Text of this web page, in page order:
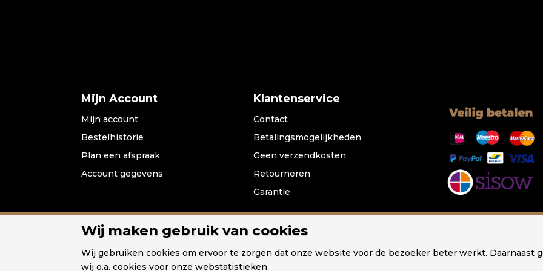
Mijn Account
Mijn account
Bestelhistorie
Plan een afspraak
Account gegevens
Klantenservice
Contact
Betalingsmogelijkheden
Geen verzendkosten
Retourneren
Garantie
Vloerlampen Tafellampen Wandlampen Plafondlampen
Wij maken gebruik van cookies
Wij gebruiken cookies om ervoor te zorgen dat onze website voor de bezoeker beter werkt. Daarnaast
wij o.a. cookies voor onze webstatistieken.